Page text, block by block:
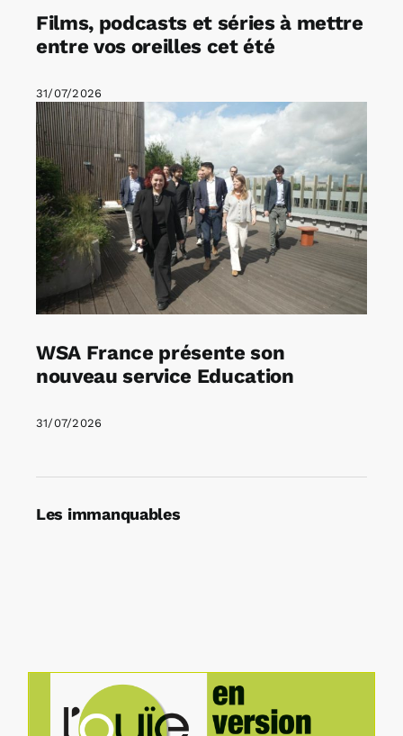
Films, podcasts et séries à mettre
entre vos oreilles cet été
31/07/2026
WSA France présente son
nouveau service Education
31/07/2026
Les immanquables